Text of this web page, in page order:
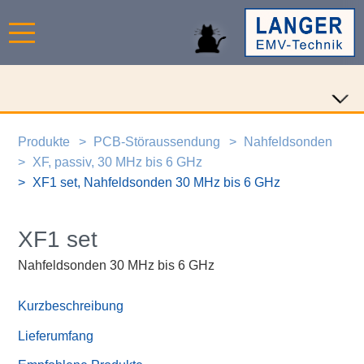
Produkte PCB-Störaussendung
Nahfeldsonden
XF, passiv, 30 MHz bis 6 GHz
XF1 set, Nahfeldsonden 30 MHz bis 6 GHz
XF1 set
Nahfeldsonden 30 MHz bis 6 GHz
Kurzbeschreibung
Lieferumfang